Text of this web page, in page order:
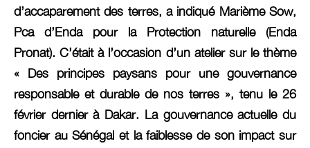
d’accaparement des terres, a indiqué Marième Sow,
Pca d’Enda pour la Protection naturelle (Enda
Pronat). C’était à l’occasion d’un atelier sur le thème
« Des principes paysans pour une gouvernance
responsable et durable de nos terres », tenu le 26
février dernier à Dakar. La gouvernance actuelle du
foncier au Sénégal et la faiblesse de son impact sur